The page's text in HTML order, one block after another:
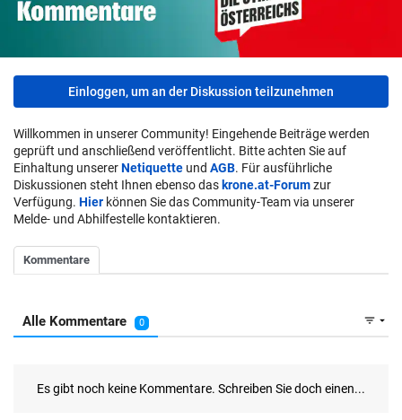
Einloggen, um an der Diskussion teilzunehmen
Willkommen in unserer Community! Eingehende Beiträge werden
geprüft und anschließend veröffentlicht. Bitte achten Sie auf
Einhaltung unsererNetiquette und AGB. Für ausführliche
Diskussionen steht Ihnen ebenso das krone.at-Forumzur
Verfügung. Hier können Sie das Community-Team via unserer
Melde- und Abhilfestelle kontaktieren.